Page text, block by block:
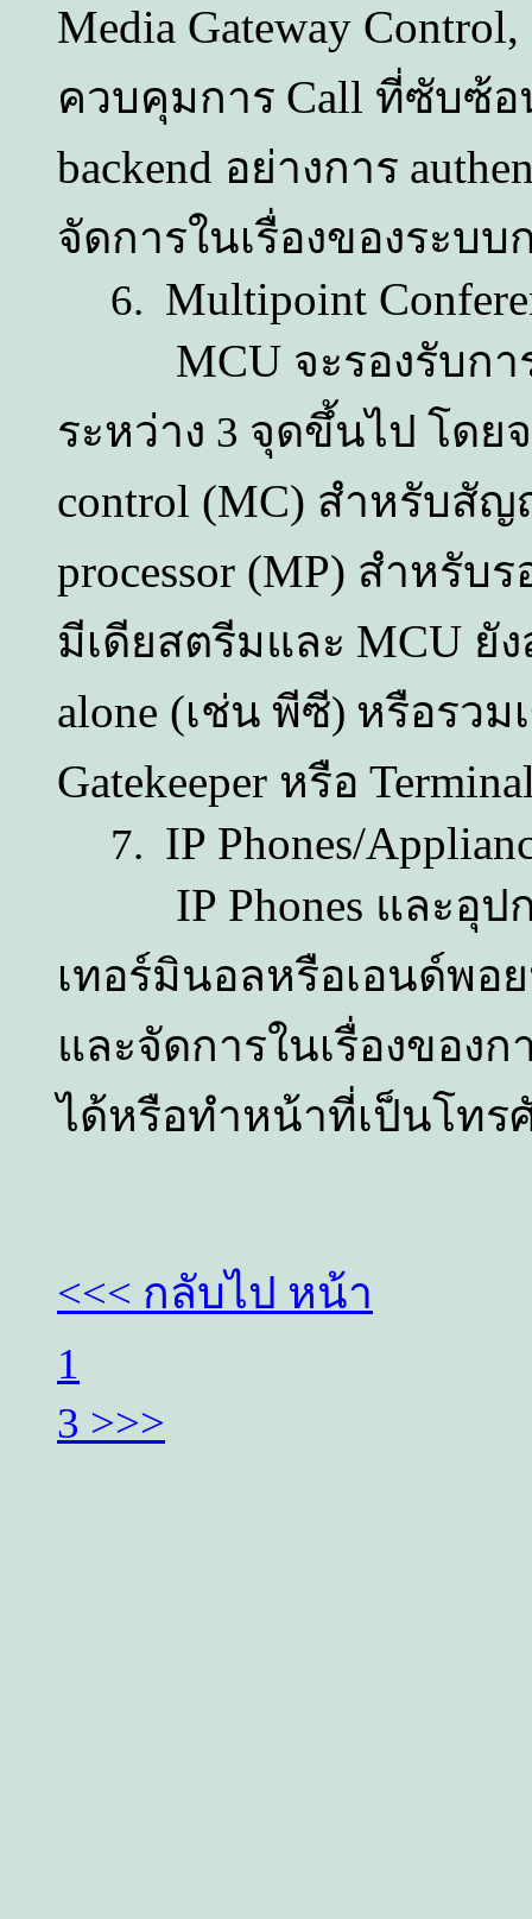
Media Gateway Control,
ควบคุมการ Call ที่ซับซ้อ
backend อย่างการ
จัดการในเรื่องของระบ
6. Multipoint
MCU จะรองรับก
ระหว่าง 3 จุดขึ้นไป โดย
control (MC) สำหรับสั
processor (MP) สำหรับร
มีเดียสตรีมและ MCU ยั
alone (เช่น พีซี) หรือรวม
Gatekeeper หรือ
7. IP Phones/
IP Phones และอุป
เทอร์มินอลหรือเอนด์พอ
และจัดการในเรื่องของ
ได้หรือทำหน้าที่เป็นโทร
<<< กลับไป หน้า
1
3 >>>